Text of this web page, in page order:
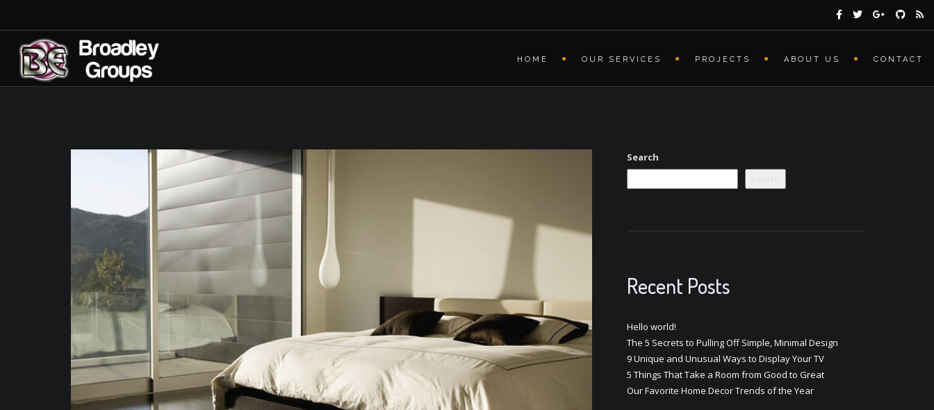
HOME OUR SERVICES PROJECTS ABOUT US CONTACT
Search
Recent Posts
Hello world!
The 5 Secrets to Pulling Off Simple, Minimal Design
9 Unique and Unusual Ways to Display Your TV
5 Things That Take a Room from Good to Great
Our Favorite Home Decor Trends of the Year